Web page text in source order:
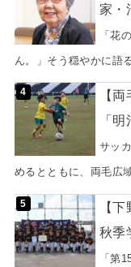
家・
「花
ん。」そう穏やかに語
【
「
サッ
めるとともに、両毛広
【
秋季
「第